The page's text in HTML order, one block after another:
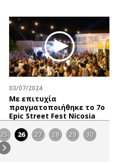
03/07/2024
Με επιτυχία
πραγματοποιήθηκε το 7ο
Epic Street Fest Nicosia
25 26 27 28 29 30